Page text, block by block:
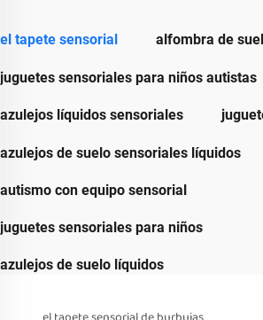
el tapete sensorial alfombra de
juguetes sensoriales para niños autistas
azulejos líquidos sensoriales
azulejos de suelo sensoriales líquidos
autismo con equipo sensorial
juguetes sensoriales para niños
azulejos de suelo líquidos